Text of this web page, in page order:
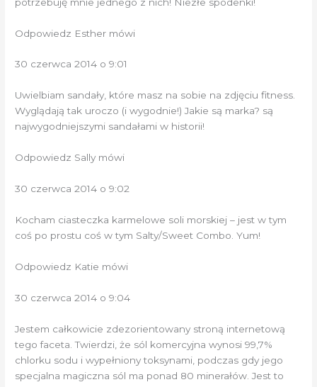
Odpowiedz Esther mówi
30 czerwca 2014 o 9:01
Uwielbiam sandały, które masz na sobie na zdjęciu fitness.
Wyglądają tak uroczo (i wygodnie!) Jakie są marka? są
najwygodniejszymi sandałami w historii!
Odpowiedz Sally mówi
30 czerwca 2014 o 9:02
Kocham ciasteczka karmelowe soli morskiej – jest w tym
coś po prostu coś w tym Salty/Sweet Combo. Yum!
Odpowiedz Katie mówi
30 czerwca 2014 o 9:04
Jestem całkowicie zdezorientowany stroną internetową
tego faceta. Twierdzi, że sól komercyjna wynosi 99,7%
chlorku sodu i wypełniony toksynami, podczas gdy jego
specjalna magiczna sól ma ponad 80 minerałów. Jest to